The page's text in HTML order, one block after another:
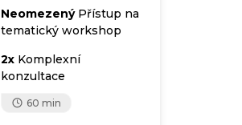
NeomezenýPřístup na
tematický workshop
2x Komplexní
konzultace
60 min